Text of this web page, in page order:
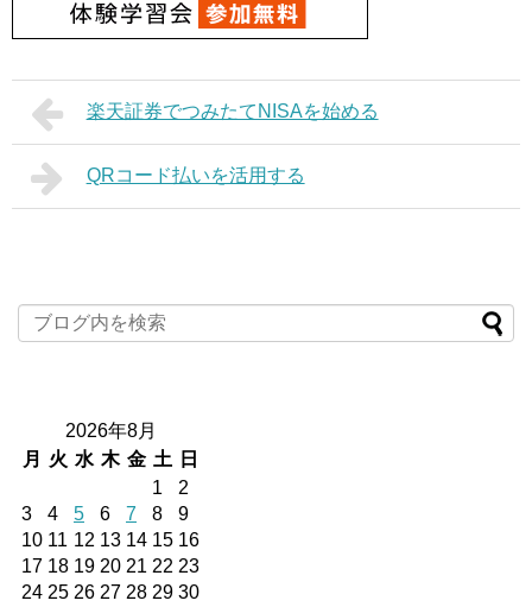
楽天証券でつみたてNISAを始める
QRコード払いを活用する
2026年8月
月
火 水 木 金 土
日
1
2
3
4 5 6 7 8
9
10 11 12 13 14 15 16
17 18 19 20 21 22 23
24 25 26 27 28 29 30